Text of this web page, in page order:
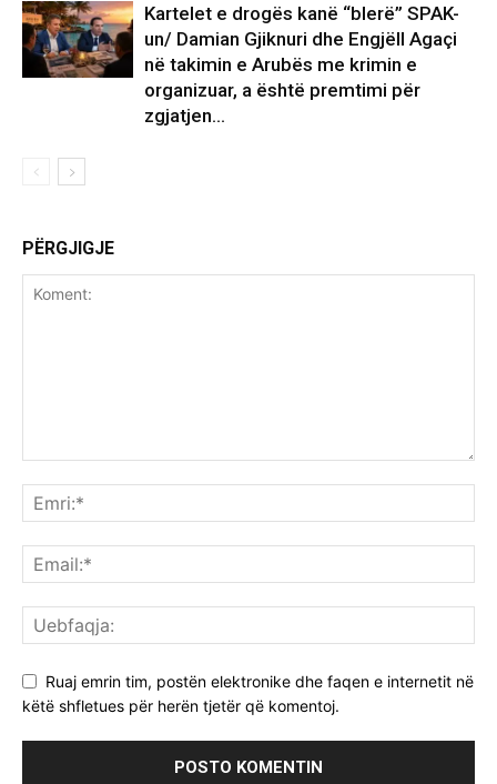
Kartelet e drogës kanë “blerë” SPAK-
un/ Damian Gjiknuri dhe Engjëll Agaçi
në takimin e Arubës me krimin e
organizuar, a është premtimi për
zgjatjen...
PËRGJIGJE
Ruaj emrin tim, postën elektronike dhe faqen e internetit në
këtë shfletues për herën tjetër që komentoj.